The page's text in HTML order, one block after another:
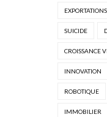
EXPORTATIONS
SUICIDE
CROISSANCE
INNOVATION
ROBOTIQUE
IMMOBILIER